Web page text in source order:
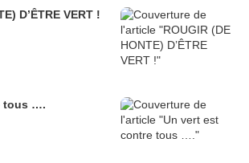
D’ÊTRE VERT !
tous ….